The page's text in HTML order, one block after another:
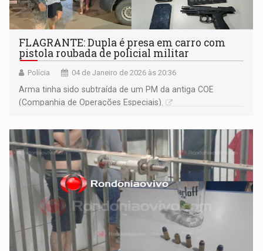
FLAGRANTE: Dupla é presa em carro com
pistola roubada de policial militar
Polícia 04 de Janeiro de 2026 às 20:36
Arma tinha sido subtraída de um PM da antiga COE
(Companhia de Operações Especiais).